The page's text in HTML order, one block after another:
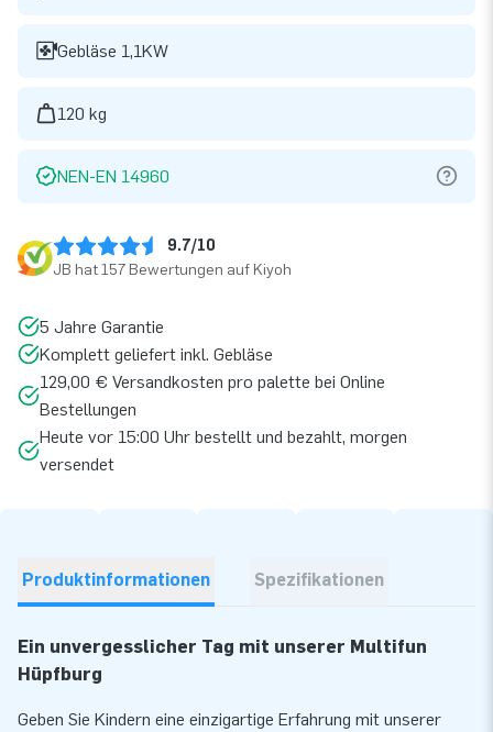
Gebläse 1,1KW
120 kg
NEN-EN 14960
9.7/10
JB hat 157 Bewertungen auf Kiyoh
5 Jahre Garantie
Komplett geliefert inkl. Gebläse
129,00 € Versandkosten pro palette bei Online
Bestellungen
Heute vor 15:00 Uhr bestellt und bezahlt, morgen
versendet
Produktinformationen Spezifikationen
Ein unvergesslicher Tag mit unserer Multifun
Hüpfburg
Geben Sie Kindern eine einzigartige Erfahrung mit unserer